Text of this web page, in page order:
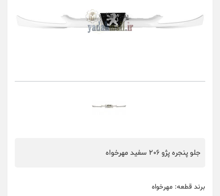
جلو پنجره پژو 206 سفید مهرخواه
برند قطعه: مهرخواه